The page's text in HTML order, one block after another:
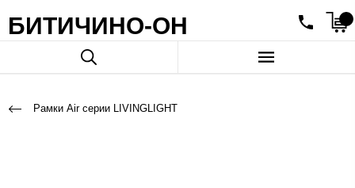
БИТИЧИНО-ОН
Рамки Air серии LIVINGLIGHT